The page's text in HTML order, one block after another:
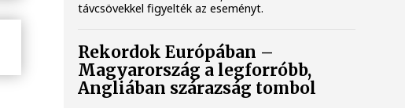
távcsövekkel figyelték az eseményt.
Rekordok Európában –
Magyarország a legforróbb,
Angliában szárazság tombol